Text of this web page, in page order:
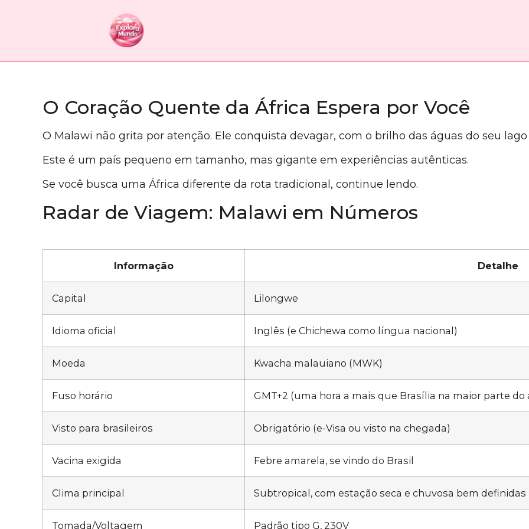
O Coração Quente da África Espera por Você
O Malawi não grita por atenção. Ele conquista devagar, com o brilho das águas do seu
Este é um país pequeno em tamanho, mas gigante em experiências autênticas.
Se você busca uma África diferente da rota tradicional, continue lendo.
Radar de Viagem: Malawi em Números
Informação Detalhe
Capital Lilongwe
Idioma oficial Inglês (e Chichewa como língua nacional)
Moeda Kwacha malauiano (MWK)
Fuso horário GMT+2 (uma hora a mais que Brasília na maior parte do
Visto para brasileiros Obrigatório (e-Visa ou visto na chegada)
Vacina exigida Febre amarela, se vindo do Brasil
Clima principal Subtropical, com estação seca e chuvosa bem definidas
Tomada/Voltagem Padrão tipo G, 230V